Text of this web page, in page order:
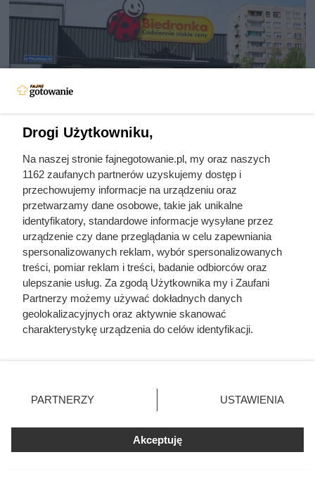
Luksusowa kawa w cenie, jakiej
nie było od bardzo dawna. Klienci
Biedronki zachwyceni
Kawa ziarnista Tchibo Exclusive w dużej promocji w
Biedronce. Sprawdź, jakie warunki spełnić, aby kupić ten
produkt w obniżonej cenie.
Drogi Użytkowniku,
Na naszej stronie fajnegotowanie.pl, my oraz naszych
1162 zaufanych partnerów uzyskujemy dostęp i
przechowujemy informacje na urządzeniu oraz
przetwarzamy dane osobowe, takie jak unikalne
identyfikatory, standardowe informacje wysyłane przez
urządzenie czy dane przeglądania w celu zapewniania
spersonalizowanych reklam, wybór spersonalizowanych
treści, pomiar reklam i treści, badanie odbiorców oraz
ulepszanie usług. Za zgodą Użytkownika my i Zaufani
Partnerzy możemy używać dokładnych danych
geolokalizacyjnych oraz aktywnie skanować
charakterystykę urządzenia do celów identyfikacji.
zmienić/wycofać klikając przycisk ustawień prywatności
znajdujący się w lewym dolnym rogu strony
rodzaje przetwarzania danych nie wymagają zgody
użytkownika, ale masz prawo sprzeciwić się takiemu
przetwarzaniu. Preferencje będą miały zastosowania tylko
PARTNERZY USTAWIENIA
Akceptuję